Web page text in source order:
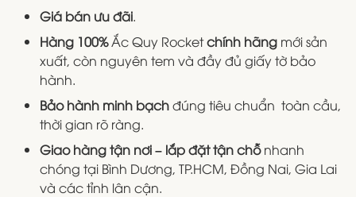
Giá bán ưu đãi.
Hàng 100%Ắc Quy Rocketchính hãng mới sản
xuất, còn nguyên tem và đầy đủ giấy tờ bảo
hành.
Bảo hành minh bạchđúng tiêu chuẩn toàn cầu,
thời gian rõ ràng.
Giao hàng tận nơi – lắp đặt tận chỗnhanh
chóng tại Bình Dương, TP.HCM, Đồng Nai, Gia Lai
và các tỉnh lân cận.